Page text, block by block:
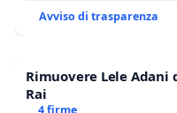
Avviso di trasparenza
Rimuovere Lele
Rai
4 firme